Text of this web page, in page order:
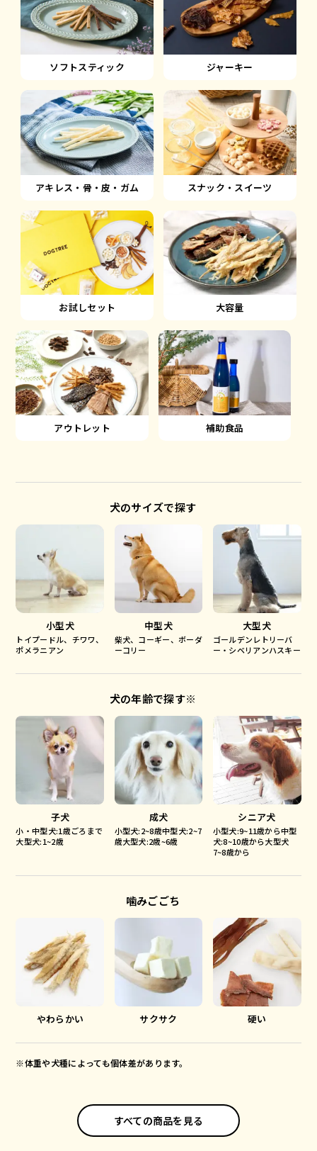
ソフトスティック ジャーキー
アキレス・骨・皮・ガム スナック・スイーツ
お試しセット 大容量
アウトレット 補助食品
犬のサイズで探す
小型犬
トイプードル、チワワ、
ポメラニアン
中型犬
柴犬、コーギー、ボーダ
ーコリー
大型犬
ゴールデンレトリーバ
ー・シベリアンハスキー
犬の年齢で探す※
子犬
小・中型犬:1歳ごろまで
大型犬:1~2歳
成犬
小型犬:2~8歳中型犬:2~7
歳大型犬:2歳~6歳
シニア犬
小型犬:9~11歳から中型
犬:8~10歳から大型犬
7~8歳から
噛みごごち
やわらかい サクサク 硬い
※体重や犬種によっても個体差があります。
すべての商品を見る